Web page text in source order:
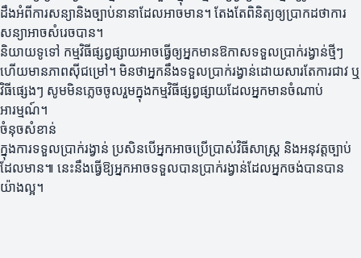
ដឹងអំពីការសន្យានិងច្បាប់នានាដែលអាចមាន។ តែងតែពិនិត្យឲ្យប្រាកដថាការ
សន្យាអាចសំរេចបាន។
និយាយទូទៅ កម្មវិធីផ្សព្វផ្សាយអាចធ្វើឲ្យអ្នកមានឱកាសទទួលប្រាក់រង្វាន់ថ្មីៗ
ហើយមានភាពស៊ីជម្រៅ។ មិនថាអ្នកនឹងទទួលប្រាក់រង្វាន់ដោយសារតែការជាវ ឬ
វិធីផ្សេងៗ សូមមិនភ្លេចចូលរួមក្នុងកម្មវិធីផ្សព្វផ្សាយដែលអ្នកមានចំណាប់
អារម្មណ៍។
ចំនុចសំខាន់
ក្នុងការទទួលប្រាក់រង្វាន់ ប្រសិនបើអ្នកអាចប្រើប្រាស់វិធីសាស្ត្រ និងអនុវត្តច្បាប់
ដែលមាន៕ នេះនឹងធ្វើឱ្យអ្នកអាចទទួលបានប្រាក់រង្វាន់ដែលអ្នកចង់បានបាន
យ៉ាងល្អ។